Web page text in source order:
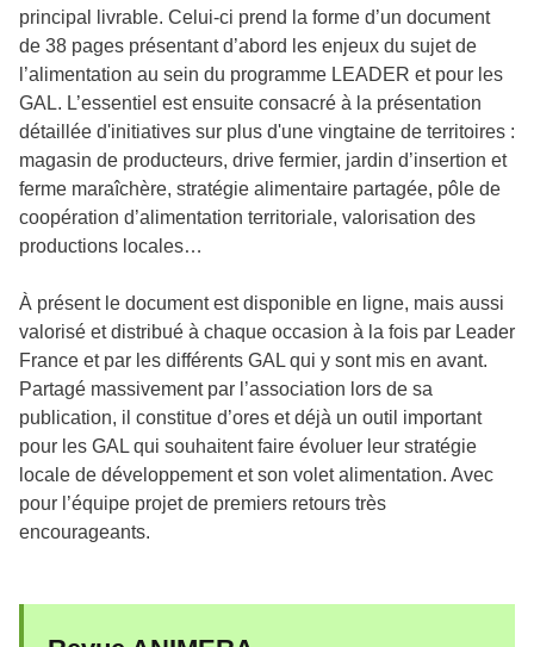
principal livrable. Celui-ci prend la forme d’un document
de 38 pages présentant d’abord les enjeux du sujet de
l’alimentation au sein du programme LEADER et pour les
GAL. L’essentiel est ensuite consacré à la présentation
détaillée d'initiatives sur plus d'une vingtaine de territoires :
magasin de producteurs, drive fermier, jardin d’insertion et
ferme maraîchère, stratégie alimentaire partagée, pôle de
coopération d’alimentation territoriale, valorisation des
productions locales…
À présent le document est disponible en ligne, mais aussi
valorisé et distribué à chaque occasion à la fois par Leader
France et par les différents GAL qui y sont mis en avant.
Partagé massivement par l’association lors de sa
publication, il constitue d’ores et déjà un outil important
pour les GAL qui souhaitent faire évoluer leur stratégie
locale de développement et son volet alimentation. Avec
pour l’équipe projet de premiers retours très
encourageants.